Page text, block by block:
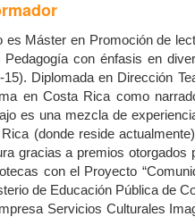
es Máster en Promoción de
Pedagogía con énfasis en
Diplomada en Dirección
en Costa Rica como
es una mezcla de
(donde reside
gracias a premios
con el Proyecto
de Educación Pública de
Servicios Culturales